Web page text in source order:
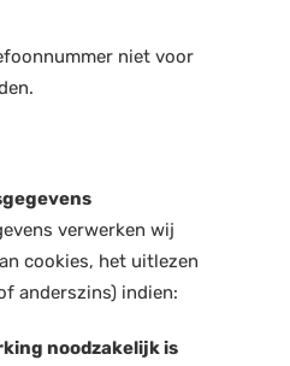
niet voor
verwerken wij
cookies, het uitlezen
anderszins) indien:
noodzakelijk is